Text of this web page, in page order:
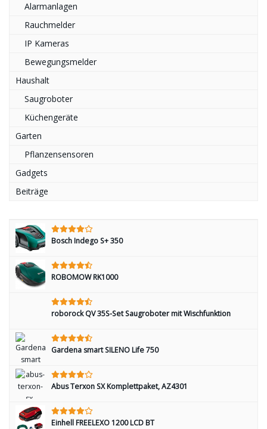
Alarmanlagen
Rauchmelder
IP Kameras
Bewegungsmelder
Haushalt
Saugroboter
Küchengeräte
Garten
Pflanzensensoren
Gadgets
Beiträge
Bosch Indego S+ 350
ROBOMOW RK1000
roborock QV 35S-Set Saugroboter mit Wischfunktion
Gardena smart SILENO Life 750
Abus Terxon SX Komplettpaket, AZ4301
Einhell FREELEXO 1200 LCD BT